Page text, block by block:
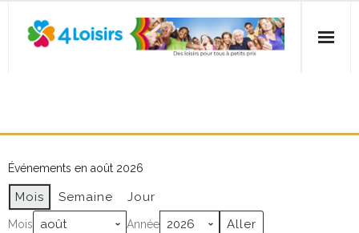
content
Activités
Fêtes familiales et gratuites
Événements en août 2026
Mois Semaine Jour
Mois Année